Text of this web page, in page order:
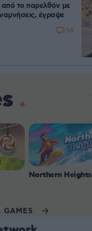
το παρελθόν με
έγραψε
58
Northern Heights